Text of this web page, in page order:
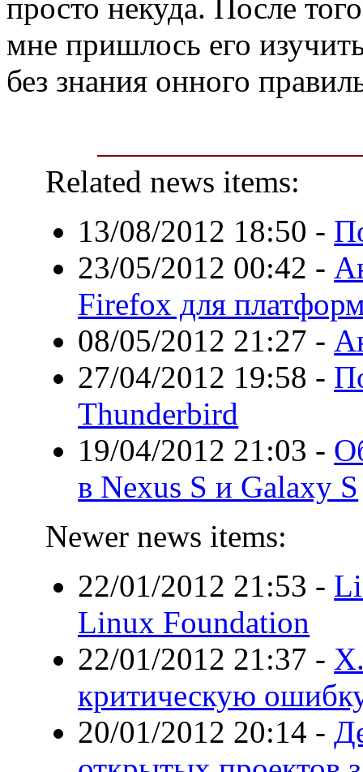
просто некуда. После
мне пришлось его
без знания онного
Related news items:
13/08/2012 18:50 -
23/05/2012 00:42 -
Firefox для
08/05/2012 21:27 -
27/04/2012 19:58 -
Thunderbird
19/04/2012 21:03 -
в Nexus S и Galaxy S
Newer news items:
22/01/2012 21:53 -
Linux Foundation
22/01/2012 21:37 -
критическую
20/01/2012 20:14 -